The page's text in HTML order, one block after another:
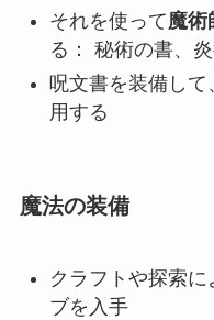
それを使って魔術
る： 秘術の書、
呪文書を装備し
用する
魔法の装備
クラフトや探索
ブを入手